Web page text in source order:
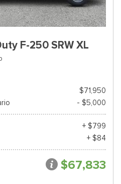
F-250 SRW XL
$71,950
- $5,000
+ $799
+ $84
$67,833